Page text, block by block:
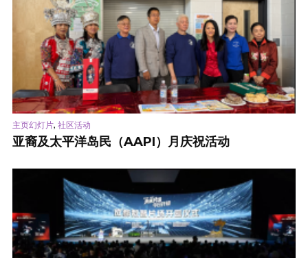
主页幻灯片, 社区活动
亚裔及太平洋岛民（AAPI）月庆祝活动